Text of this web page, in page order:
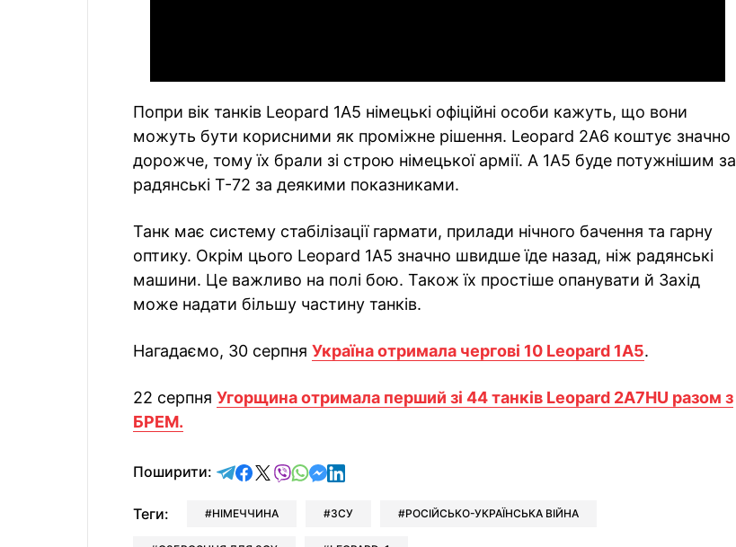
Попри вік танків Leopard 1A5 німецькі офіційні особи кажуть, що вони
можуть бути корисними як проміжне рішення. Leopard 2A6 коштує значно
дорожче, тому їх брали зі строю німецької армії. А 1A5 буде потужнішим за
радянські Т-72 за деякими показниками.
Танк має систему стабілізації гармати, прилади нічного бачення та гарну
оптику. Окрім цього Leopard 1A5 значно швидше їде назад, ніж радянські
машини. Це важливо на полі бою. Також їх простіше опанувати й Захід
може надати більшу частину танків.
Нагадаємо, 30 серпня Україна отримала чергові 10 Leopard 1A5.
22 серпня Угорщина отримала перший зі 44 танків Leopard 2A7HU разом з
БРЕМ.
Поширити: відправити у Telegram
поділитись у Facebook
поділитись у X
відправити у Viber
відправити у Whatsapp
відправити у Messenger
відправити у LinkedIn
Теги: НІМЕЧЧИНА ЗСУ РОСІЙСЬКО-УКРАЇНСЬКА ВІЙНА